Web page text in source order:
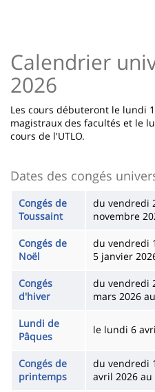
Contenu
de
la
page
principale
Calendrier
2026
Les cours débuteront le lundi 1
magistraux des facultés et le
cours de l'UTLO.
Dates des congés
Congés de
Toussaint
du vendredi
novembre
Congés de
Noël
du vendredi
5 janvier
Congés
d'hiver
du vendredi
mars 2026
Lundi de
Pâques
le lundi 6
Congés de
printemps
du vendredi
avril 2026